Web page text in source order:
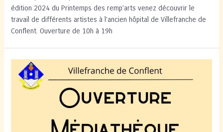
édition 2024 du Printemps des remp’arts venez découvrir le
travail de différents artistes à l’ancien hôpital de Villefranche de
Conflent. Ouverture de 10h à 19h